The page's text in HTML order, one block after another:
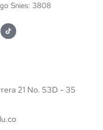
Snies: 3808
21 No. 53D - 35